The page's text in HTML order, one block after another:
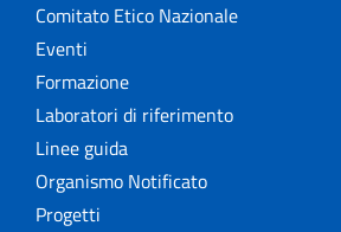
Comitato Etico Nazionale
Eventi
Formazione
Laboratori di riferimento
Linee guida
Organismo Notificato
Progetti